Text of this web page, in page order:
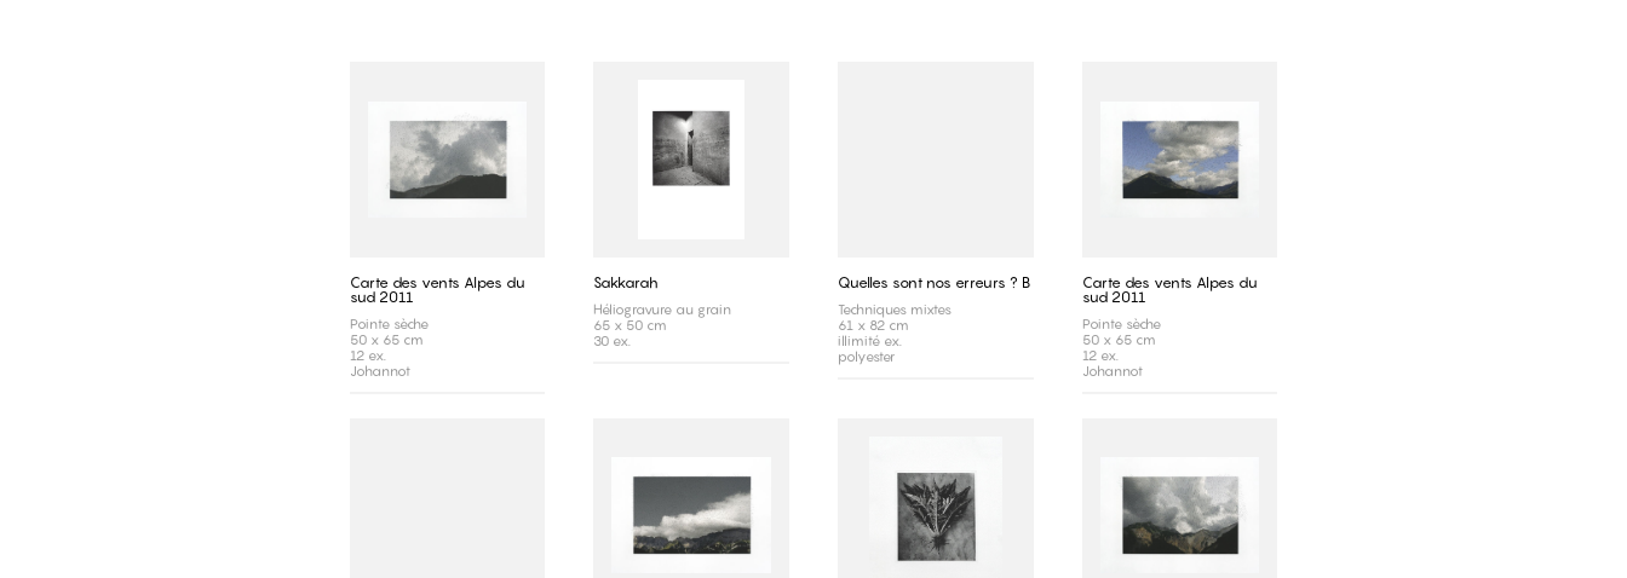
Carte des vents Alpes du
sud 2011
Pointe sèche
50 x 65 cm
12 ex.
Johannot
Sakkarah
Héliogravure au grain
65 x 50 cm
30 ex.
Quelles sont nos erreurs ? B
Techniques mixtes
61 x 82 cm
illimité ex.
polyester
Carte des vents Alpes du
sud 2011
Pointe sèche
50 x 65 cm
12 ex.
Johannot